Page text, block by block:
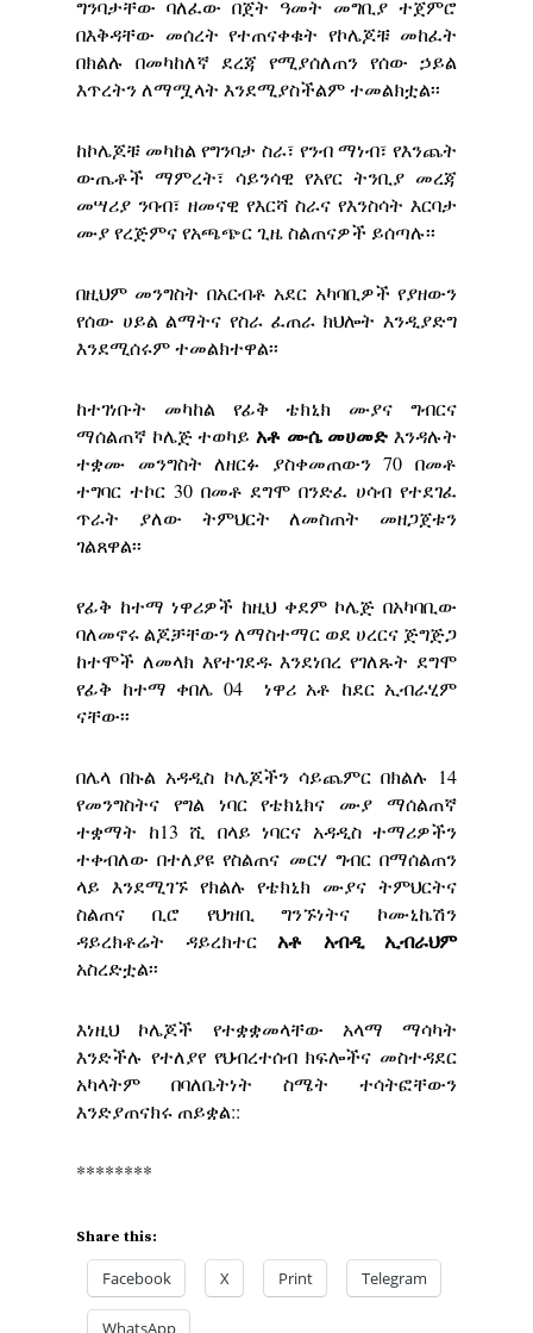
ግንባታቸው ባለፈው በጀት ዓመት መግቢያ ተጀምሮ
በእቅዳቸው መሰረት የተጠናቀቁት የኮሌጆቹ መከፈት
በክልሉ በመካከለኛ ደረጃ የሚያሰለጠን የሰው ኃይል
እጥረትን ለማሟላት እንደሚያስችልም ተመልክቷል፡፡
ከኮሌጆቹ መካከል የግንባታ ስራ፣ የንብ ማነብ፣ የእንጨት
ውጤቶች ማምረት፣ ሳይንሳዊ የአየር ትንቢያ መረጃ
መሣሪያ ንባብ፣ ዘመናዊ የእርሻ ስራና የእንስሳት እርባታ
ሙያ የረጅምና የአጫጭር ጊዜ ስልጠናዎች ይሰጣሉ፡፡
በዚህም መንግስት በአርብቶ አደር አካባቢዎች የያዘውን
የሰው ሀይል ልማትና የስራ ፈጠራ ክህሎት እንዲያድግ
እንደሚሰሩም ተመልክተዋል፡፡
ከተገነቡት መካከል የፊቅ ቴክኒክ ሙያና ግብርና
ማሰልጠኛ ኮሌጅ ተወካይ አቶ ሙሴ መሀመድ እንዳሉት
ተቋሙ መንግስት ለዘርፉ ያስቀመጠውን 70 በመቶ
ተግባር ተኮር 30 በመቶ ደግሞ በንድፈ ሀሳብ የተደገፈ
ጥራት ያለው ትምህርት ለመስጠት መዘጋጀቱን
ገልጸዋል፡፡
የፊቅ ከተማ ነዋሪዎች ከዚህ ቀደም ኮሌጅ በአካባቢው
ባለመኖሩ ልጆቻቸውን ለማስተማር ወደ ሀረርና ጅግጅጋ
ከተሞች ለመላክ እየተገደዱ እንደነበረ የገለጹት ደግሞ
የፊቅ ከተማ ቀበሌ 04 ነዋሪ አቶ ከደር ኢብራሂም
ናቸው፡፡
በሌላ በኩል አዳዲስ ኮሌጆችን ሳይጨምር በክልሉ 14
የመንግስትና የግል ነባር የቴክኒክና ሙያ ማሰልጠኛ
ተቋማት ከ13 ሺ በላይ ነባርና አዳዲስ ተማሪዎችን
ተቀብለው በተለያዩ የስልጠና መርሃ ግብር በማሰልጠን
ላይ እንደሚገኙ የክልሉ የቴክኒክ ሙያና ትምህርትና
ስልጠና ቢሮ የህዝቢ ግንኙነትና ኮሙኒኬሽን
ዳይረክቶሬት ዳይረክተር አቶ አብዲ ኢብራህም
አስረድቷል፡፡
እነዚህ ኮሌጆች የተቋቋመላቸው አላማ ማሳካት
እንድችሉ የተለያየ የህብረተሰብ ክፍሎችና መስተዳደር
አካላትም በባለቤትነት ስሜት ተሳትፎቸውን
እንድያጠናክሩ ጠይቋል::
********
Share this:
Facebook X Print Telegram
WhatsApp